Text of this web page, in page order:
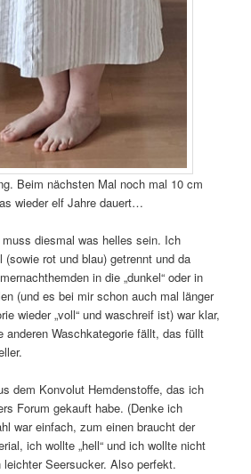
Beim nächsten Mal noch mal 10 cm
wieder elf Jahre dauert…
diesmal was helles sein. Ich
rot und blau) getrennt und da
in die „dunkel“ oder in
(und es bei mir schon auch mal länger
wieder „voll“ und waschreif ist) war klar,
anderen Waschkategorie fällt, das füllt
dem Konvolut Hemdenstoffe, das ich
Forum gekauft habe. (Denke ich
war einfach, zum einen braucht der
ich wollte „hell“ und ich wollte nicht
Seersucker. Also perfekt.